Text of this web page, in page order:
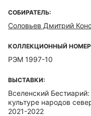
СОБИРАТЕЛЬ:
Соловьев Дмитрий
КОЛЛЕКЦИОННЫЙ
РЭМ 1997-10
ВЫСТАВКИ:
Вселенский
культуре народов
2021-2022